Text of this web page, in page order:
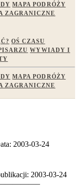
MAPA PODRÓŻY
ZAGRANICZNE
OŚ CZASU
WYWIADY I
MAPA PODRÓŻY
ZAGRANICZNE
2003-03-24
2003-03-24